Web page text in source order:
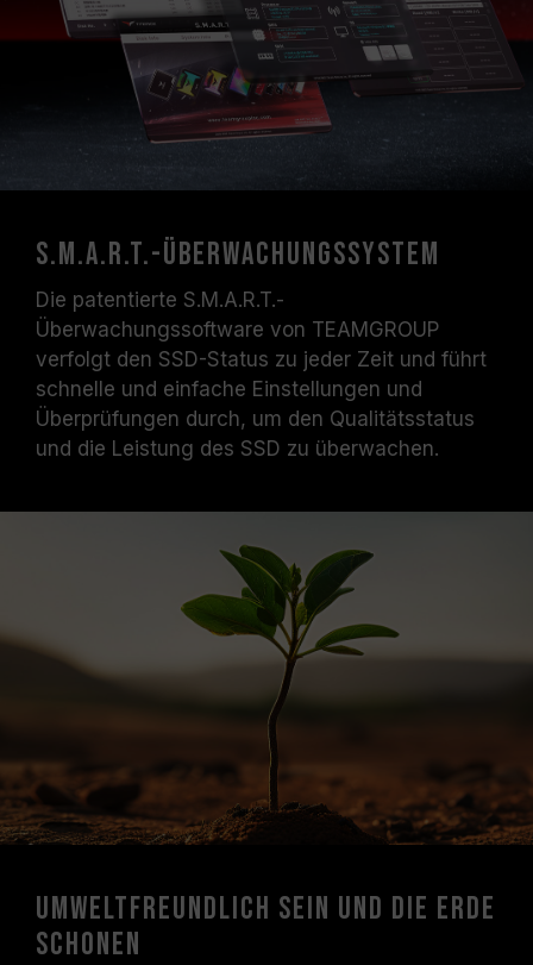
S.M.A.R.T.-Überwachungssystem
Die patentierte S.M.A.R.T.-
Überwachungssoftware von TEAMGROUP
verfolgt den SSD-Status zu jeder Zeit und führt
schnelle und einfache Einstellungen und
Überprüfungen durch, um den Qualitätsstatus
und die Leistung des SSD zu überwachen.
Umweltfreundlich sein und die Erde
schonen